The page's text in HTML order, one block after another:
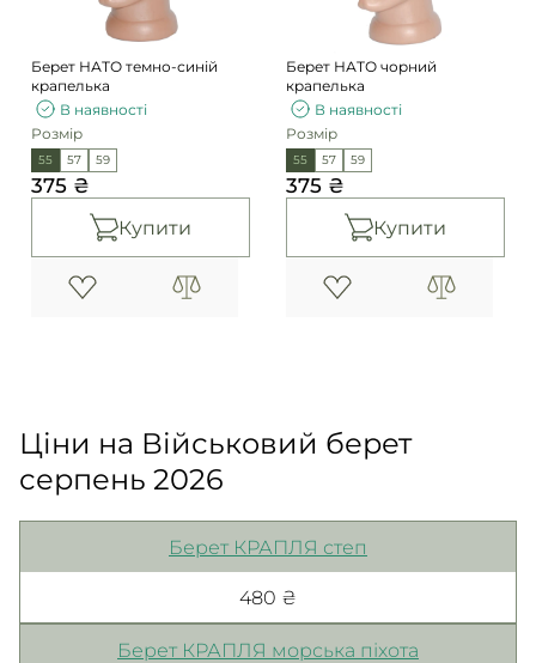
Берет НАТО темно-синій
крапелька
В наявності
Розмір
55 57 59
375 ₴
Купити
Берет НАТО чорний
крапелька
В наявності
Розмір
55 57 59
375 ₴
Купити
Ціни на Військовий берет
серпень 2026
Берет КРАПЛЯ степ
480 ₴
Берет КРАПЛЯ морська піхота